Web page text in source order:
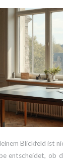
Blickfeld ist
entscheidet, ob